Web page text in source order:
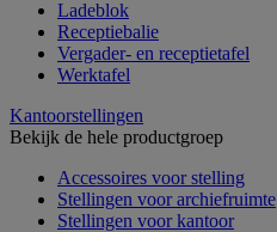
Ladeblok
Receptiebalie
Vergader- en receptietafel
Werktafel
Kantoorstellingen
Bekijk de hele productgroep
Accessoires voor stelling
Stellingen voor archiefruimte
Stellingen voor kantoor